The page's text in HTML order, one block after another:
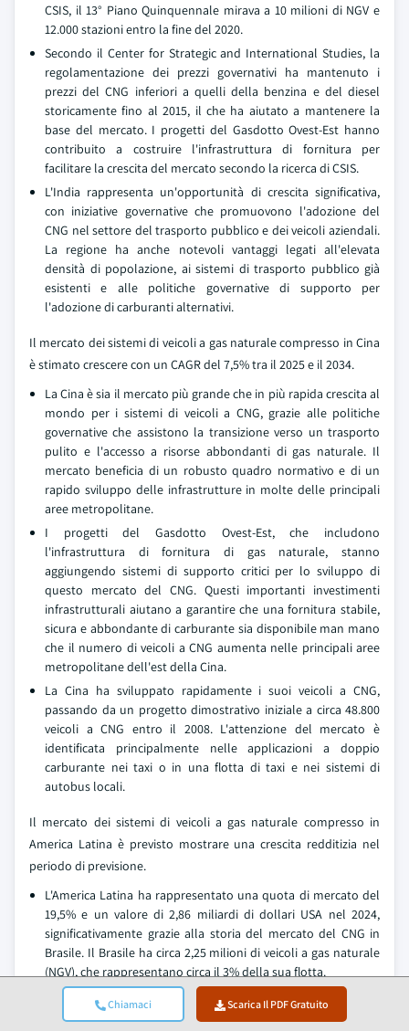
Chiamaci Scarica Il PDF Gratuito
CSIS, il 13° Piano Quinquennale mirava a 10 milioni di NGV e
12.000 stazioni entro la fine del 2020.
Secondo il Center for Strategic and International Studies, la
regolamentazione dei prezzi governativi ha mantenuto i
prezzi del CNG inferiori a quelli della benzina e del diesel
storicamente fino al 2015, il che ha aiutato a mantenere la
base del mercato. I progetti del Gasdotto Ovest-Est hanno
contribuito a costruire l'infrastruttura di fornitura per
facilitare la crescita del mercato secondo la ricerca di CSIS.
L'India rappresenta un'opportunità di crescita significativa,
con iniziative governative che promuovono l'adozione del
CNG nel settore del trasporto pubblico e dei veicoli aziendali.
La regione ha anche notevoli vantaggi legati all'elevata
densità di popolazione, ai sistemi di trasporto pubblico già
esistenti e alle politiche governative di supporto per
l'adozione di carburanti alternativi.
Il mercato dei sistemi di veicoli a gas naturale compresso in Cina
è stimato crescere con un CAGR del 7,5% tra il 2025 e il 2034.
La Cina è sia il mercato più grande che in più rapida crescita al
mondo per i sistemi di veicoli a CNG, grazie alle politiche
governative che assistono la transizione verso un trasporto
pulito e l'accesso a risorse abbondanti di gas naturale. Il
mercato beneficia di un robusto quadro normativo e di un
rapido sviluppo delle infrastrutture in molte delle principali
aree metropolitane.
I progetti del Gasdotto Ovest-Est, che includono
l'infrastruttura di fornitura di gas naturale, stanno
aggiungendo sistemi di supporto critici per lo sviluppo di
questo mercato del CNG. Questi importanti investimenti
infrastrutturali aiutano a garantire che una fornitura stabile,
sicura e abbondante di carburante sia disponibile man mano
che il numero di veicoli a CNG aumenta nelle principali aree
metropolitane dell'est della Cina.
La Cina ha sviluppato rapidamente i suoi veicoli a CNG,
passando da un progetto dimostrativo iniziale a circa 48.800
veicoli a CNG entro il 2008. L'attenzione del mercato è
identificata principalmente nelle applicazioni a doppio
carburante nei taxi o in una flotta di taxi e nei sistemi di
autobus locali.
Il mercato dei sistemi di veicoli a gas naturale compresso in
America Latina è previsto mostrare una crescita redditizia nel
periodo di previsione.
L'America Latina ha rappresentato una quota di mercato del
19,5% e un valore di 2,86 miliardi di dollari USA nel 2024,
significativamente grazie alla storia del mercato del CNG in
Brasile. Il Brasile ha circa 2,25 milioni di veicoli a gas naturale
(NGV), che rappresentano circa il 3% della sua flotta.
Il Brasile è al 5° posto per l'adozione di NGV a livello globale e
il Piano Nazionale del Gas Naturale (PLANGÁS), un'iniziativa